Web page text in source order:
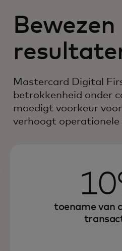
Bewezen
Mastercard Digital
betrokkenheid onder
moedigt voorkeur
verhoogt
toename van